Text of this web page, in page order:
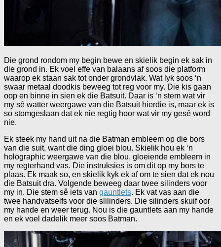
Die grond rondom my begin bewe en skielik begin ek sak in
die grond in. Ek voel effe van balaans af soos die platform
waarop ek staan sak tot onder grondvlak. Wat lyk soos ‘n
swaar metaal doodkis beweeg tot reg voor my. Die kis gaan
oop en binne in sien ek die Batsuit. Daar is ‘n stem wat vir
my sê watter weergawe van die Batsuit hierdie is, maar ek is
so stomgeslaan dat ek nie regtig hoor wat vir my gesê word
nie.
Ek steek my hand uit na die Batman embleem op die bors
van die suit, want die ding gloei blou. Skielik hou ek ‘n
holographic weergawe van die blou, gloeiende embleem in
my regterhand vas. Die instruksies is om dit op my bors te
plaas. Ek maak so, en skielik kyk ek af om te sien dat ek nou
die Batsuit dra. Volgende beweeg daar twee silinders voor
my in. Die stem sê iets van gauntlets. Ek vat vas aan die
twee handvatselfs voor die slilinders. Die silinders skuif oor
my hande en weer terug. Nou is die gauntlets aan my hande
en ek voel dadelik meer soos Batman.